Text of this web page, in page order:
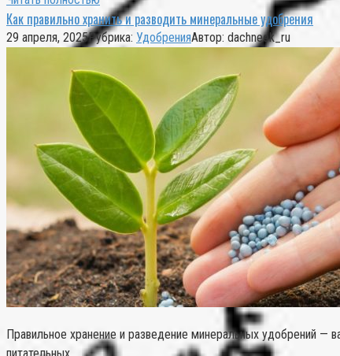
Как правильно хранить и разводить минеральные удобрения
29 апреля, 2025Рубрика: УдобренияАвтор: dachneek_ru
Правильное хранение и разведение минеральных удобрений —